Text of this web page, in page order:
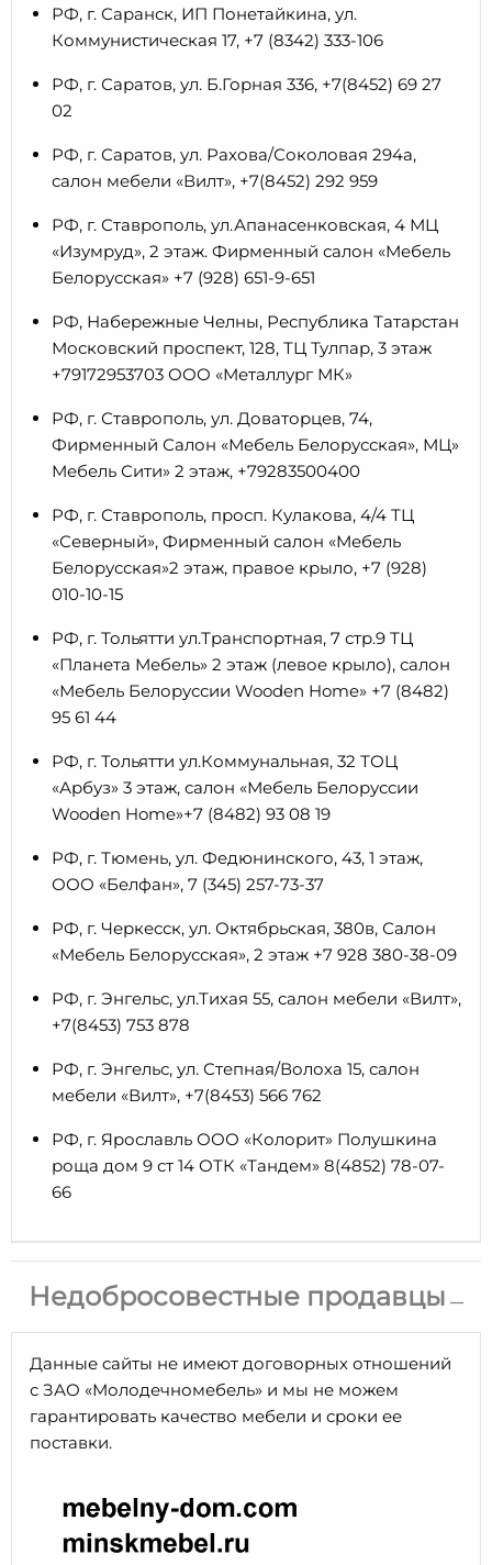
РФ, г. Саранск, ИП Понетайкина, ул.
Коммунистическая 17, +7 (8342) 333-106
РФ, г. Саратов, ул. Б.Горная 336, +7(8452) 69 27
02
РФ, г. Саратов, ул. Рахова/Соколовая 294а,
салон мебели «Вилт», +7(8452) 292 959
РФ, г. Ставрополь, ул.Апанасенковская, 4 МЦ
«Изумруд», 2 этаж. Фирменный салон «Мебель
Белорусская» +7 (928) 651-9-651
РФ, Набережные Челны, Республика Татарстан
Московский проспект, 128, ТЦ Тулпар, 3 этаж
+79172953703 ООО «Металлург МК»
РФ, г. Ставрополь, ул. Доваторцев, 74,
Фирменный Салон «Мебель Белорусская», МЦ»
Мебель Сити» 2 этаж, +79283500400
РФ, г. Ставрополь, просп. Кулакова, 4/4 ТЦ
«Северный», Фирменный салон «Мебель
Белорусская»2 этаж, правое крыло, +7 (928)
010-10-15
РФ, г. Тольятти ул.Транспортная, 7 стр.9 ТЦ
«Планета Мебель» 2 этаж (левое крыло), салон
«Мебель Белоруссии Wooden Home» +7 (8482)
95 61 44
РФ, г. Тольятти ул.Коммунальная, 32 ТОЦ
«Арбуз» 3 этаж, салон «Мебель Белоруссии
Wooden Home»+7 (8482) 93 08 19
РФ, г. Тюмень, ул. Федюнинского, 43, 1 этаж,
ООО «Белфан», 7 (345) 257-73-37
РФ, г. Черкесск, ул. Октябрьская, 380в, Салон
«Мебель Белорусская», 2 этаж +7 928 380-38-09
РФ, г. Энгельс, ул.Тихая 55, салон мебели «Вилт»,
+7(8453) 753 878
РФ, г. Энгельс, ул. Степная/Волоха 15, салон
мебели «Вилт», +7(8453) 566 762
РФ, г. Ярославль ООО «Колорит» Полушкина
роща дом 9 ст 14 ОТК «Тандем» 8(4852) 78-07-
66
Недобросовестные продавцы
Данные сайты не имеют договорных отношений
с ЗАО «Молодечномебель» и мы не можем
гарантировать качество мебели и сроки ее
поставки.